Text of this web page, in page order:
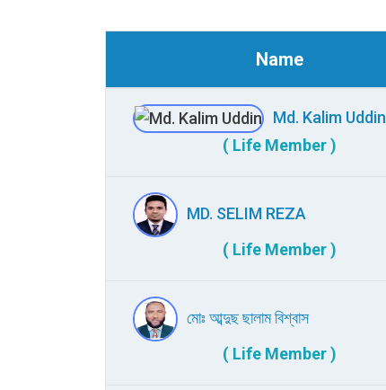
Name
Md. Kalim Uddin
( Life Member )
MD. SELIM REZA
( Life Member )
মোঃ আব্দুছ ছালাম বিশ্বাস
( Life Member )